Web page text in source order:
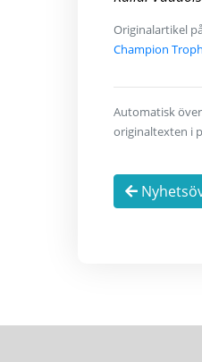
Originalartikel
Champion
Automatisk
originaltexten i